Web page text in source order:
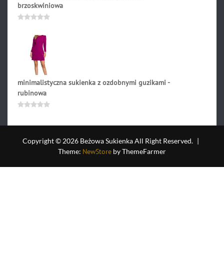
brzoskwiniowa
minimalistyczna sukienka z ozdobnymi guzikami -
rubinowa
Copyright © 2026 Beżowa Sukienka All Right Reserved. |
Theme: NewStore by ThemeFarmer